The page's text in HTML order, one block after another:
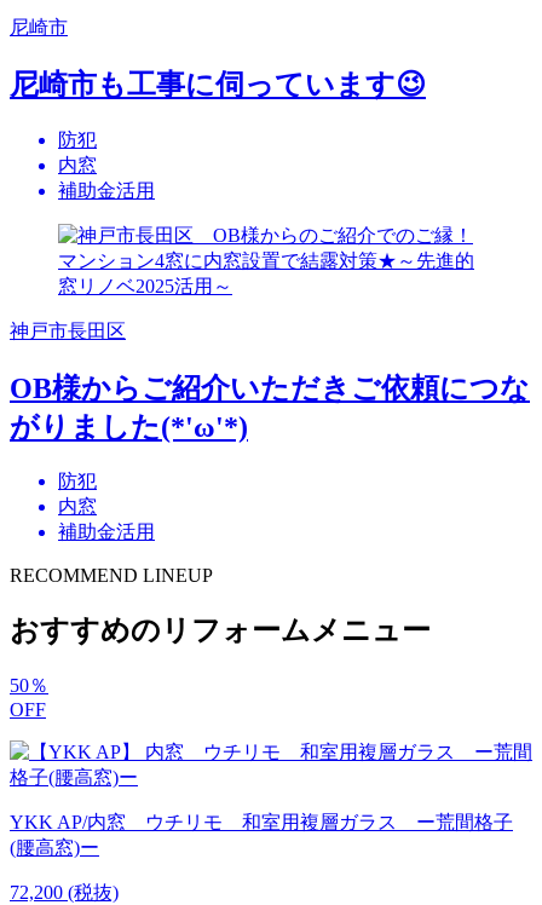
尼崎市
尼崎市も工事に伺っています😉
防犯
内窓
補助金活用
神戸市長田区
OB様からご紹介いただきご依頼につな
がりました(*'ω'*)
防犯
内窓
補助金活用
RECOMMEND LINEUP
おすすめのリフォームメニュー
50％
OFF
YKK AP/内窓 ウチリモ 和室用複層ガラス ー荒間格子
(腰高窓)ー
72,200 (税抜)